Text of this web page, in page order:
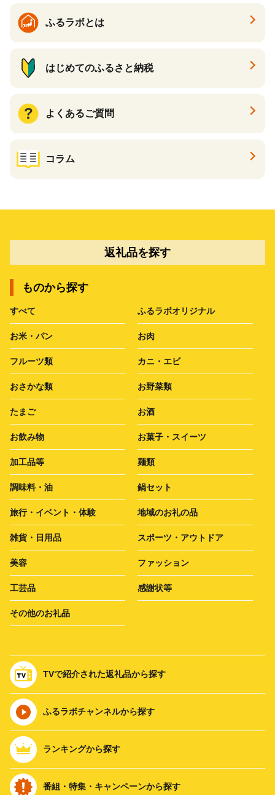
ふるラボとは
はじめてのふるさと納税
よくあるご質問
コラム
返礼品を探す
ものから探す
すべて ふるラボオリジナル
お米・パン お肉
フルーツ類 カニ・エビ
おさかな類 お野菜類
たまご お酒
お飲み物 お菓子・スイーツ
加工品等 麺類
調味料・油 鍋セット
旅行・イベント・体験 地域のお礼の品
雑貨・日用品 スポーツ・アウトドア
美容 ファッション
工芸品 感謝状等
その他のお礼品
TVで紹介された返礼品から探す
ふるラボチャンネルから探す
ランキングから探す
番組・特集・キャンペーンから探す